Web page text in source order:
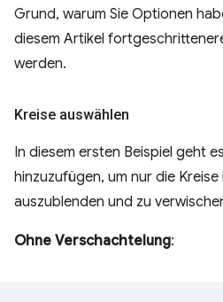
Grund, warum Sie Optionen
diesem Artikel
werden.
Kreise auswählen
In diesem ersten Beispiel geht
hinzuzufügen, um nur die
auszublenden und zu
Ohne Verschachtelung: